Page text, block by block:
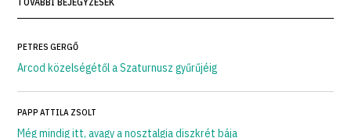
PETRES GERGŐ
Arcod közelségétől a Szaturnusz gyűrűjéig
PAPP ATTILA ZSOLT
Még mindig itt, avagy a nosztalgia diszkrét bája